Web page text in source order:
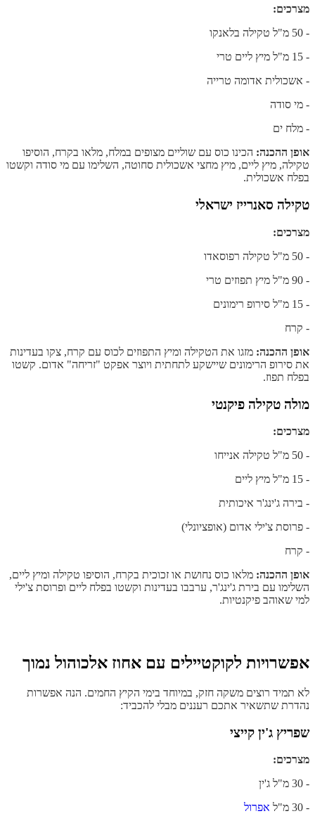
מצרכים:
- 50 מ"ל טקילה בלאנקו
- 15 מ"ל מיץ ליים טרי
- אשכולית אדומה טרייה
- מי סודה
- מלח ים
אופן ההכנה: הכינו כוס עם שוליים מצופים במלח, מלאו בקרח, הוסיפו
טקילה, מיץ ליים, מיץ מחצי אשכולית סחוטה, השלימו עם מי סודה וקשטו
בפלח אשכולית.
טקילה סאנרייז ישראלי
מצרכים:
- 50 מ"ל טקילה רפוסאדו
- 90 מ"ל מיץ תפוזים טרי
- 15 מ"ל סירופ רימונים
- קרח
אופן ההכנה: מזגו את הטקילה ומיץ התפוזים לכוס עם קרח, צקו בעדינות
את סירופ הרימונים שיישקע לתחתית ויוצר אפקט "זריחה" אדום. קשטו
בפלח תפוז.
מולה טקילה פיקנטי
מצרכים:
- 50 מ"ל טקילה אנייחו
- 15 מ"ל מיץ ליים
- בירה ג'ינג'ר איכותית
- פרוסת צ'ילי אדום (אופציונלי)
- קרח
אופן ההכנה: מלאו כוס נחושת או זכוכית בקרח, הוסיפו טקילה ומיץ ליים,
השלימו עם בירת ג'ינג'ר, ערבבו בעדינות וקשטו בפלח ליים ופרוסת צ'ילי
למי שאוהב פיקנטיות.
אפשרויות לקוקטיילים עם אחוז אלכוהול נמוך
לא תמיד רוצים משקה חזק, במיוחד בימי הקיץ החמים. הנה אפשרות
נהדרת שתשאיר אתכם רעננים מבלי להכביד:
שפריץ ג'ין קייצי
מצרכים:
- 30 מ"ל ג'ין
- 30 מ"ל
אפרול